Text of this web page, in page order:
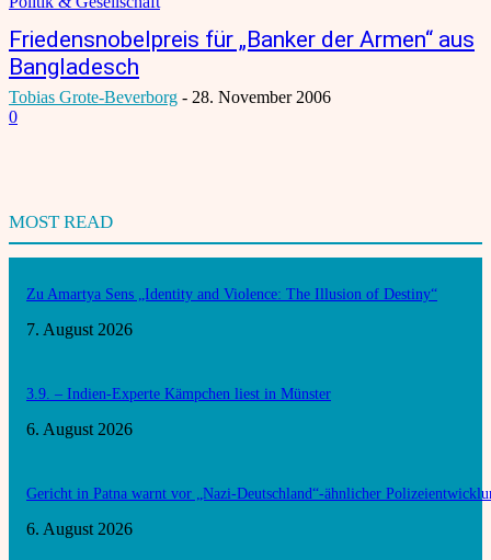
Friedensnobelpreis für „Banker der Armen“ aus
Bangladesch
Tobias Grote-Beverborg - 28. November 2006
0
MOST READ
Zu Amartya Sens „Identity and Violence: The Illusion of Destiny“
7. August 2026
3.9. – Indien-Experte Kämpchen liest in Münster
6. August 2026
Gericht in Patna warnt vor „Nazi-Deutschland“-ähnlicher
6. August 2026